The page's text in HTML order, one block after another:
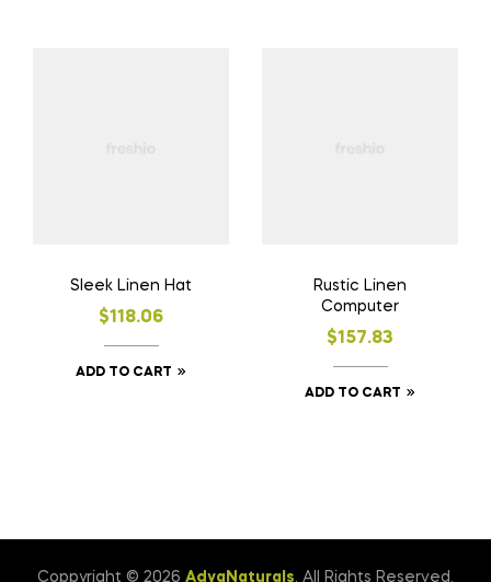
Sleek Linen Hat
$118.06
ADD TO CART
Rustic Linen
Computer
$157.83
ADD TO CART
Coppyright © 2026 AdyaNaturals. All Rights Reserved.